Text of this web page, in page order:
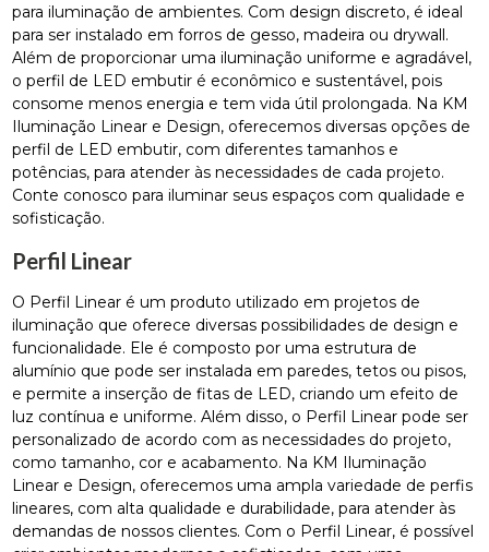
para iluminação de ambientes. Com design discreto, é ideal
para ser instalado em forros de gesso, madeira ou drywall.
Além de proporcionar uma iluminação uniforme e agradável,
o perfil de LED embutir é econômico e sustentável, pois
consome menos energia e tem vida útil prolongada. Na KM
Iluminação Linear e Design, oferecemos diversas opções de
perfil de LED embutir, com diferentes tamanhos e
potências, para atender às necessidades de cada projeto.
Conte conosco para iluminar seus espaços com qualidade e
sofisticação.
Perfil Linear
O Perfil Linear é um produto utilizado em projetos de
iluminação que oferece diversas possibilidades de design e
funcionalidade. Ele é composto por uma estrutura de
alumínio que pode ser instalada em paredes, tetos ou pisos,
e permite a inserção de fitas de LED, criando um efeito de
luz contínua e uniforme. Além disso, o Perfil Linear pode ser
personalizado de acordo com as necessidades do projeto,
como tamanho, cor e acabamento. Na KM Iluminação
Linear e Design, oferecemos uma ampla variedade de perfis
lineares, com alta qualidade e durabilidade, para atender às
demandas de nossos clientes. Com o Perfil Linear, é possível